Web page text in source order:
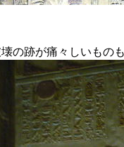
の跡が痛々しいもの